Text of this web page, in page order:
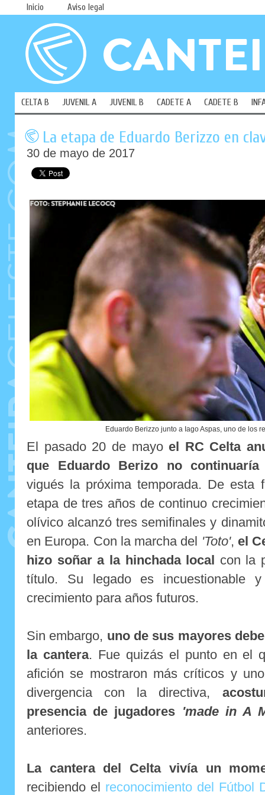
Inicio Aviso legal
CELTA B JUVENIL A JUVENIL B CADETE A CADETE B
La etapa de Eduardo Berizzo en
30 de mayo de 2017
Eduardo Berizzo junto a Iago Aspas, uno de los
El pasado 20 de mayo el RC Celta
que Eduardo Berizo no
vigués la próxima temporada. De esta
etapa de tres años de continuo
olívico alcanzó tres semifinales y
en Europa. Con la marcha del 'Toto', el
hizo soñar a la hinchada local
con la
título. Su legado es incuestionable
crecimiento para años futuros.
Sin embargo, uno de sus mayores
la cantera. Fue quizás el punto en el
afición se mostraron más críticos y
divergencia con la directiva,
presencia de jugadores 'made in A
anteriores.
La cantera del Celta vivía un
recibiendo el reconocimiento del Fútbol